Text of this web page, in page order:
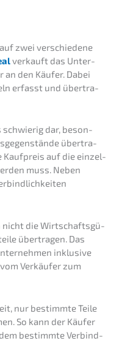
zwei verschie­de­ne
verkauft das Unter­
den Käufer. Dabei
erfasst und übertra­
schwie­rig dar, beson­
übertra­
Kaufpreis auf die einzel­
muss. Neben
nicht die Wirtschafts­gü­
übertra­gen. Das
inklu­si­ve
Verkäu­fer zum
nur bestimm­te Teile
So kann der Käufer
bestimm­te Verbind­